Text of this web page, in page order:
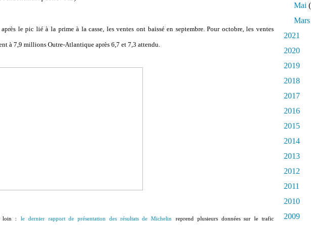
après le pic lié à la prime à la casse, les ventes ont baissé en septembre. Pour octobre, les ventes
à 7,9 millions Outre-Atlantique après 6,7 et 7,3 attendu.
loin : le dernier rapport de présentation des résultats de Michelin reprend plusieurs données sur le trafic
Mai
Mars
2021
2020
2019
2018
2017
2016
2015
2014
2013
2012
2011
2010
2009